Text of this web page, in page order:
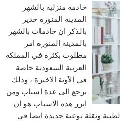
خادمة منزلية بالشهر
المدينة المنورة جدير
بالذكر ان خادمات بالشهر
بالمدينة المنورة امر
مطلوب بكثرة في المملكة
العربية السعودية خاصة
في الآونة الاخيرة ، وذلك
يرجع الي عدة اسباب ومن
ابرز هذه الاسباب هو ان
ونقلة نوعية جديدة ايضا في